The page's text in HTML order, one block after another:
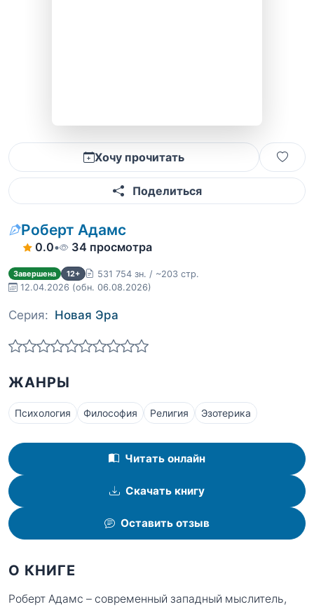
Хочу прочитать
Поделиться
Роберт Адамс
0.0• 34 просмотра
Завершена 12+
531 754 зн. / ~203 стр.
12.04.2026 (обн. 06.08.2026)
Серия: Новая Эра
ЖАНРЫ
Психология Философия Религия Эзотерика
Читать онлайн
Скачать книгу
Оставить отзыв
О КНИГЕ
Роберт Адамс – современный западный мыслитель,